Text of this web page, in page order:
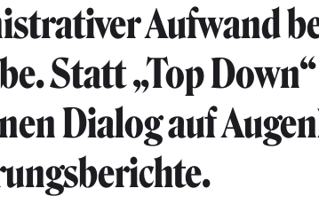
Aufwand
Statt „Top
Dialog auf